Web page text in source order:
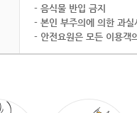
- 음식물 반입 금지
- 본인 부주의에 의한 과
- 안전요원은 모든 이용객